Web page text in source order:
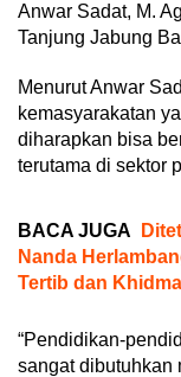
Anwar Sadat, M.
Tanjung Jabung
Menurut Anwar
kemasyarakatan
diharapkan bisa
terutama di sektor
BACA JUGA
Nanda
Tertib dan
“Pendidikan-
sangat dibutuhkan